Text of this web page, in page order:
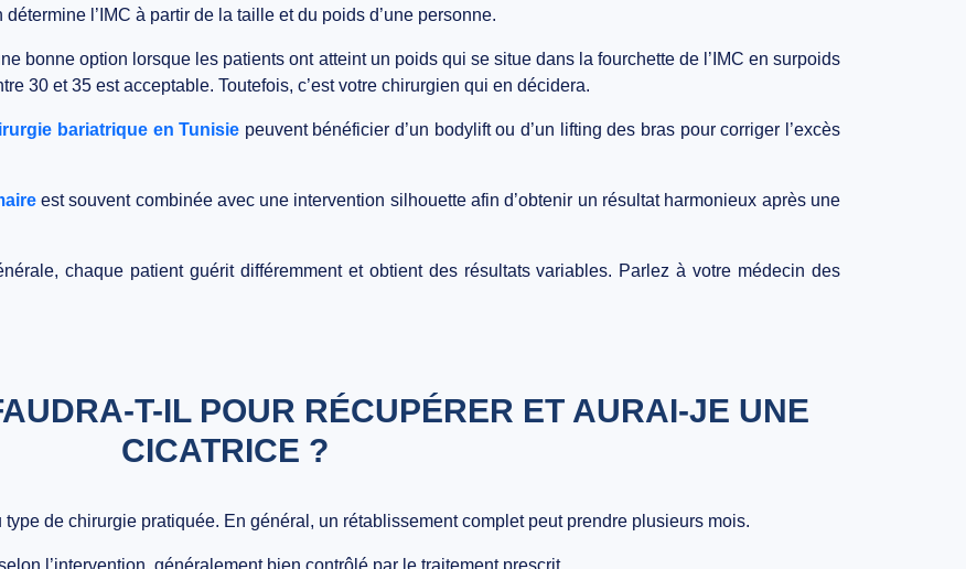
l’IMC à partir de la taille et du poids d’une personne.
bonne option lorsque les patients ont atteint un poids qui se situe dans la fourchette de l’IMC en surpoids
30 et 35 est acceptable. Toutefois, c’est votre chirurgien qui en décidera.
bariatrique en Tunisie peuvent bénéficier d’un bodylift ou d’un lifting des bras pour corriger l’excès
est souvent combinée avec une intervention silhouette afin d’obtenir un résultat harmonieux après une
chaque patient guérit différemment et obtient des résultats variables. Parlez à votre médecin des
T-IL POUR RÉCUPÉRER ET AURAI-JE UNE
CICATRICE ?
de chirurgie pratiquée. En général, un rétablissement complet peut prendre plusieurs mois.
l’intervention, généralement bien contrôlé par le traitement prescrit.